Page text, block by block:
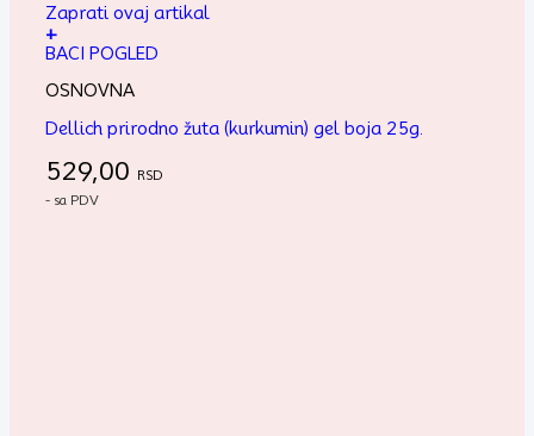
Zaprati ovaj artikal
+
BACI POGLED
OSNOVNA
Dellich prirodno žuta (kurkumin) gel boja 25g.
529,00 RSD
- sa PDV